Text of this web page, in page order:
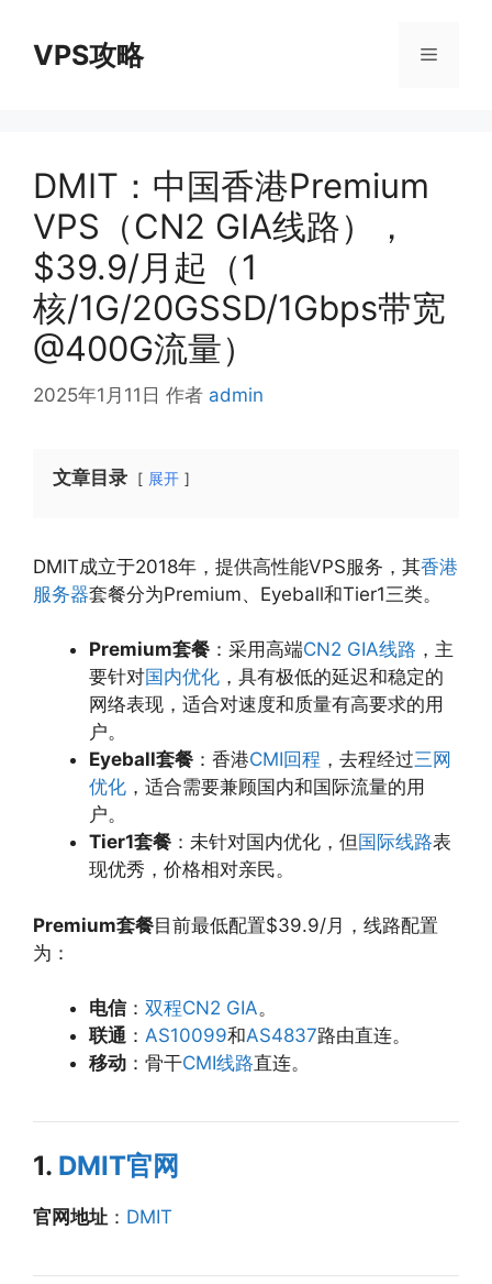
VPS攻略 菜
DMIT：中国香港Premium
VPS（CN2 GIA线路），
$39.9/月起（1
核/1G/20GSSD/1Gbps带宽
@400G流量）
2025年1月11日 作者 admin
文章目录 展开
DMIT成立于2018年，提供高性能VPS服务，其香港
服务器套餐分为Premium、Eyeball和Tier1三类。
Premium套餐 ：采用高端CN2 GIA线路 ，主
要针对国内优化 ，具有极低的延迟和稳定的
网络表现，适合对速度和质量有高要求的用
户。
Eyeball套餐 ：香港CMI回程 ，去程经过三网
优化 ，适合需要兼顾国内和国际流量的用
户。
Tier1套餐 ：未针对国内优化，但 国际线路表
现优秀，价格相对亲民。
Premium套餐目前最低配置$39.9/月，线路配置
为：
电信： 双程CN2 GIA。
联通 ： AS10099和AS4837路由直连。
移动 ：骨干CMI线路直连。
1. DMIT官网
官网地址 ： DMIT